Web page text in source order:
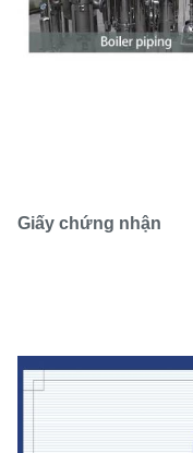
Giấy chứng nhận